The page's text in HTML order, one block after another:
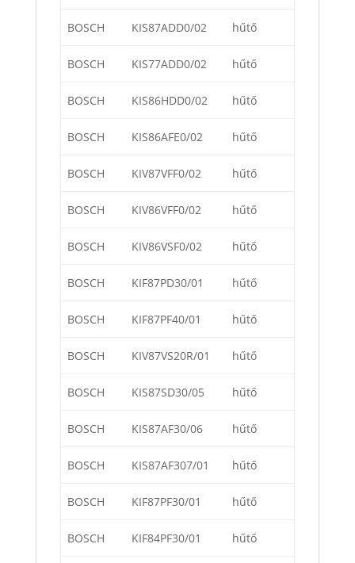
BOSCH KIS87ADD0/02 hűtő
BOSCH KIS77ADD0/02 hűtő
BOSCH KIS86HDD0/02 hűtő
BOSCH KIS86AFE0/02 hűtő
BOSCH KIV87VFF0/02 hűtő
BOSCH KIV86VFF0/02 hűtő
BOSCH KIV86VSF0/02 hűtő
BOSCH KIF87PD30/01 hűtő
BOSCH KIF87PF40/01 hűtő
BOSCH KIV87VS20R/01 hűtő
BOSCH KIS87SD30/05 hűtő
BOSCH KIS87AF30/06 hűtő
BOSCH KIS87AF307/01 hűtő
BOSCH KIF87PF30/01 hűtő
BOSCH KIF84PF30/01 hűtő